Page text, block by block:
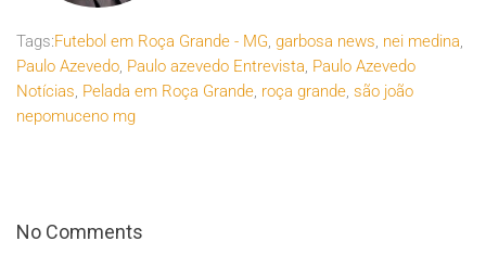
Tags:Futebol em Roça Grande - MG, garbosa news, nei medina,
Paulo Azevedo, Paulo azevedo Entrevista, Paulo Azevedo
Notícias, Pelada em Roça Grande, roça grande, são joão
nepomuceno mg
No Comments